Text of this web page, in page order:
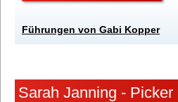
Führungen von Gabi Kopper
Sarah Janning - Picker